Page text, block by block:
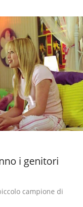
i genitori
campione di